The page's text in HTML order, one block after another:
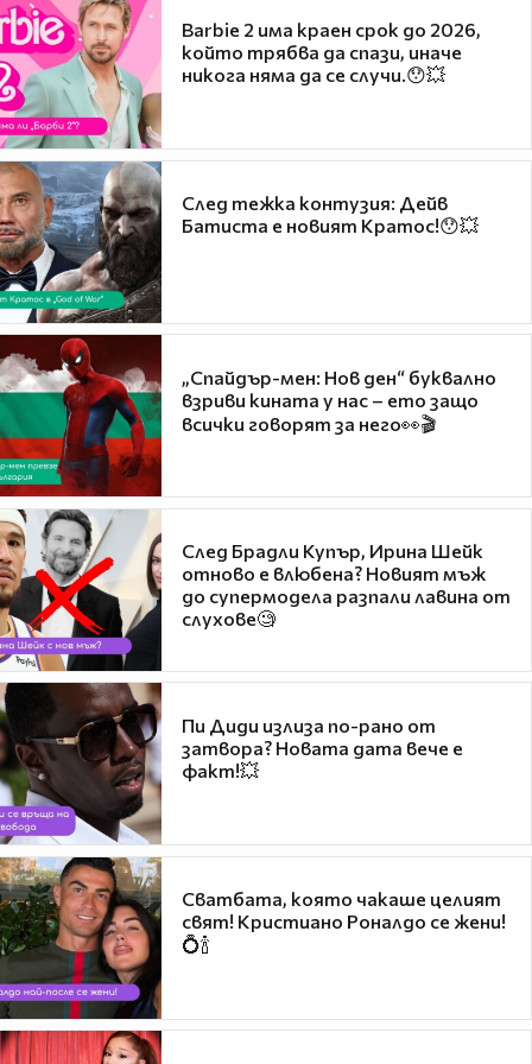
Barbie 2 има краен срок до 2026,
който трябва да спази, иначе
никога няма да се случи.😯💥
След тежка контузия: Дейв
Батиста е новият Кратос!😯💥
„Спайдър-мен: Нов ден“ буквално
взриви кината у нас – ето защо
всички говорят за него👀🎬
След Брадли Купър, Ирина Шейк
отново е влюбена? Новият мъж
до супермодела разпали лавина от
слухове🧐
Пи Диди излиза по-рано от
затвора? Новата дата вече е
факт!💥
Сватбата, която чакаше целият
свят! Кристиано Роналдо се жени!
💍🍾